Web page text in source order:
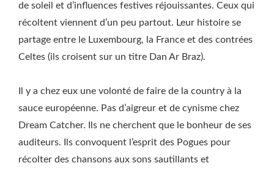
de soleil et d’influences festives réjouissantes. Ceux qui
récoltent viennent d’un peu partout. Leur histoire se
partage entre le Luxembourg, la France et des contrées
Celtes (ils croisent sur un titre Dan Ar Braz).
Il y a chez eux une volonté de faire de la country à la
sauce européenne. Pas d’aigreur et de cynisme chez
Dream Catcher. Ils ne cherchent que le bonheur de ses
auditeurs. Ils convoquent l’esprit des Pogues pour
récolter des chansons aux sons sautillants et